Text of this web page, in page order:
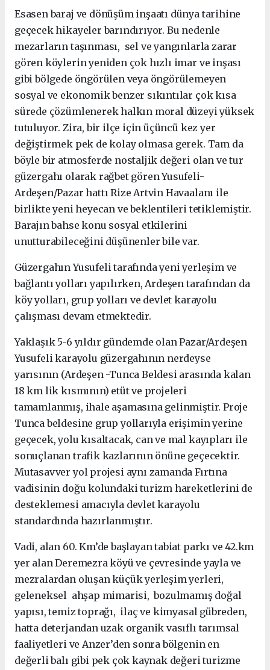
Esasen baraj ve dönüşüm inşaatı dünya tarihine
geçecek hikayeler barındırıyor. Bu nedenle
mezarların taşınması, sel ve yangınlarla zarar
gören köylerin yeniden çok hızlı imar ve inşası
gibi bölgede öngörülen veya öngörülemeyen
sosyal ve ekonomik benzer sıkıntılar çok kısa
sürede çözümlenerek halkın moral düzeyi yüksek
tutuluyor. Zira, bir ilçe için üçüncü kez yer
değiştirmek pek de kolay olmasa gerek. Tam da
böyle bir atmosferde nostaljik değeri olan ve tur
güzergahı olarak rağbet gören Yusufeli-
Ardeşen/Pazar hattı Rize Artvin Havaalanı ile
birlikte yeni heyecan ve beklentileri tetiklemiştir.
Barajın bahse konu sosyal etkilerini
unutturabileceğini düşünenler bile var.
Güzergahın Yusufeli tarafında yeni yerleşim ve
bağlantı yolları yapılırken, Ardeşen tarafından da
köy yolları, grup yolları ve devlet karayolu
çalışması devam etmektedir.
Yaklaşık 5-6 yıldır gündemde olan Pazar/Ardeşen
Yusufeli karayolu güzergahının nerdeyse
yarısının (Ardeşen -Tunca Beldesi arasında kalan
18 km lik kısmının) etüt ve projeleri
tamamlanmış, ihale aşamasına gelinmiştir. Proje
Tunca beldesine grup yollarıyla erişimin yerine
geçecek, yolu kısaltacak, can ve mal kayıpları ile
sonuçlanan trafik kazlarının önüne geçecektir.
Mutasavver yol projesi aynı zamanda Fırtına
vadisinin doğu kolundaki turizm hareketlerini de
desteklemesi amacıyla devlet karayolu
standardında hazırlanmıştır.
Vadi, alan 60. Km’de başlayan tabiat parkı ve 42.km
yer alan Deremezra köyü ve çevresinde yayla ve
mezralardan oluşan küçük yerleşim yerleri,
geleneksel ahşap mimarisi, bozulmamış doğal
yapısı, temiz toprağı, ilaç ve kimyasal gübreden,
hatta deterjandan uzak organik vasıflı tarımsal
faaliyetleri ve Anzer’den sonra bölgenin en
değerli balı gibi pek çok kaynak değeri turizme